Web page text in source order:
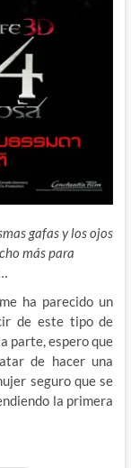
gafas y los ojos
más para
ha parecido un
de este tipo de
parte, espero que
de hacer una
seguro que se
la primera